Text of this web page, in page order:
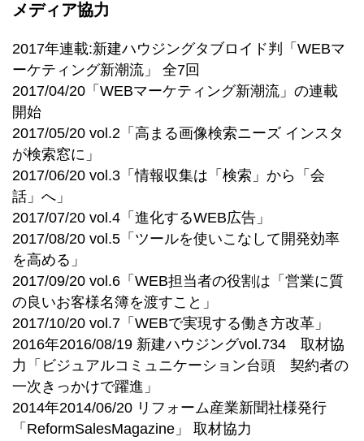
メディア協力
2017年連載:新建ハウジングタブロイド判「WEBマ
ーケティング新潮流」 全7回
2017/04/20「WEBマーケティング新潮流」の連載
開始
2017/05/20 vol.2「高まる画像検索ニーズ インスタ
が検索窓に」
2017/06/20 vol.3「情報収集は「検索」から「会
話」へ」
2017/07/20 vol.4「進化するWEB広告」
2017/08/20 vol.5「ツールを使いこなして開発効率
を高める」
2017/09/20 vol.6「WEB担当者の役割は「営業に質
の良いお客様名簿を渡すこと」
2017/10/20 vol.7「WEBで実現する働き方改革」
2016年2016/08/19 新建ハウジングvol.734 取材協
力「ビジュアルコミュニケーション台頭 契約者の
一次きっかけで躍進」
2014年2014/06/20 リフォーム産業新聞社様発行
「ReformSalesMagazine」 取材協力